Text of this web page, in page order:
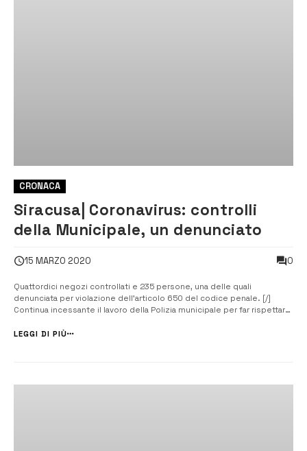
CRONACA
Siracusa| Coronavirus: controlli
della Municipale, un denunciato
15 MARZO 2020 0
Quattordici negozi controllati e 235 persone, una delle quali
denunciata per violazione dell’articolo 650 del codice penale. [/]
Continua incessante il lavoro della Polizia municipale per far rispettare
regionale e comunale contro la diffusione del coronavirus. I servizi
LEGGI DI PIÙ